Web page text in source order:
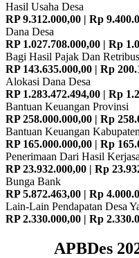
Hasil Usaha Desa
RP 9.312.000,00 | Rp
Dana Desa
RP 1.027.708.000,00 | Rp
Bagi Hasil Pajak Dan
RP 143.635.000,00 | Rp
Alokasi Dana Desa
RP 1.283.472.494,00 | Rp
Bantuan Keuangan Provinsi
RP 258.000.000,00 | Rp
Bantuan Keuangan
RP 165.000.000,00 | Rp
Penerimaan Dari Hasil
RP 23.932.000,00 | Rp
Bunga Bank
RP 5.872.463,00 | Rp
Lain-Lain Pendapatan Desa
RP 2.330.000,00 | Rp
APBDes